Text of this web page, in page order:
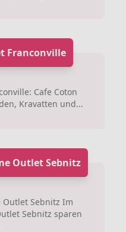
Franconville
Cafe Coton
Kravatten und...
Outlet Sebnitz
Sebnitz Im
Sebnitz sparen